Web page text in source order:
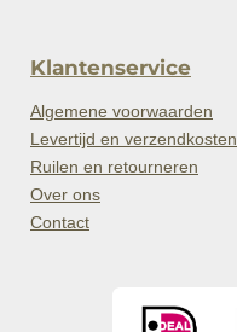
Klantenservice
Algemene voorwaarden
Levertijd en verzendkosten
Ruilen en retourneren
Over ons
Contact